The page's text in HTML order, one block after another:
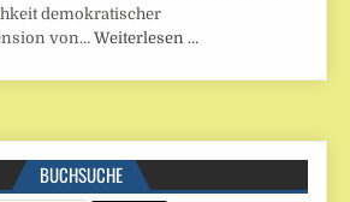
demokratischer
von…Weiterlesen …
BUCHSUCHE